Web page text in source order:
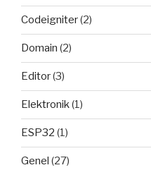
Codeigniter(2)
Domain (2)
Editor(3)
Elektronik(1)
ESP32 (1)
Genel (27)